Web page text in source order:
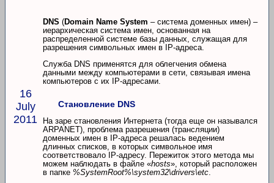
16
July
2011
DNS (Domain Name System – система доменных имен) –
иерархическая система имен, основанная на
распределенной системе базы данных, служащая для
разрешения символьных имен в IP-адреса.
Служба DNS применятся для облегчения обмена
данными между компьютерами в сети, связывая имена
компьютеров с их IP-адресами.
Становление DNS
На заре становления Интернета (тогда еще он назывался
ARPANET), проблема разрешения (трансляции)
доменных имен в IP-адреса решалась ведением
длинных списков, в которых символьное имя
соответствовало IP-адресу. Пережиток этого метода мы
можем наблюдать в файле «hosts», который расположен
в папке %SystemRoot%\system32\drivers\etc.